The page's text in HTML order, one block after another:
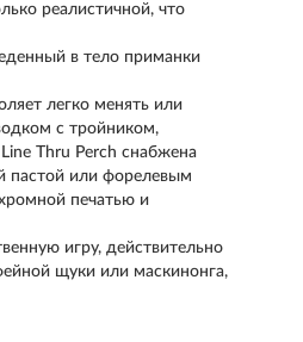
реалистичной, что
в тело приманки
легко менять или
с тройником,
Thru Perch снабжена
пастой или форелевым
печатью и
игру, действительно
щуки или маскинонга,